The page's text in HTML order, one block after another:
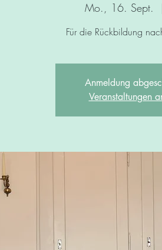
Mo., 16. Sept.
Für die Rückbildung
Anmeldung
Veranstaltungen